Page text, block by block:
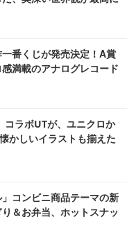
一番くじが発売決定！A賞
満載のアナログレコード
コラボUTが、ユニクロか
かしいイラストも揃えた
」コンビニ商品テーマの新
＆お弁当、ホットスナッ